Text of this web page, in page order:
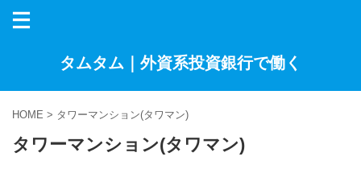
タムタム｜外資系投資銀行で働く
HOME > タワーマンション(タワマン)
タワーマンション(タワマン)